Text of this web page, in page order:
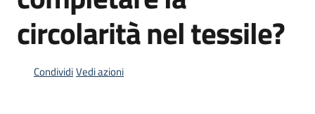
Newsletter
Seguici
circolarità nel tessile?
CondividiVedi azioni